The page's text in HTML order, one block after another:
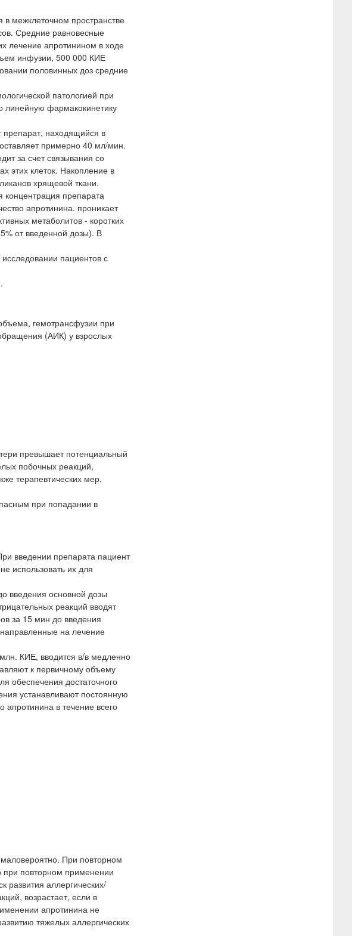
в межклеточном пространстве
Средние равновесные
лечение апротинином в ходе
инфузии, 500 000 КИЕ
половинных доз средние
патологией при
линейную фармакокинетику
препарат, находящийся в
примерно 40 мл/мин.
за счет связывания со
этих клеток. Накопление в
хрящевой ткани.
концентрация препарата
апротинина. проникает
метаболитов - коротких
от введенной дозы). В
пациентов с
гемотрансфузии при
(АИК) у взрослых
превышает потенциальный
побочных реакций,
терапевтических мер,
при попадании в
введении препарата пациент
использовать их для
введения основной дозы
реакций вводят
за 15 мин до введения
на лечение
КИЕ, вводится в/в медленно
к первичному объему
обеспечения достаточного
устанавливают постоянную
в течение всего
При повторном
при повторном применении
аллергических/
возрастает, если в
апротинина не
тяжелых аллергических